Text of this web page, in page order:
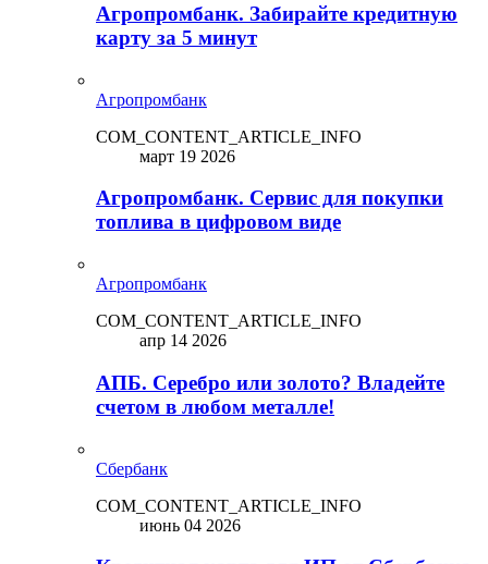
Агропромбанк. Забирайте кредитную
карту за 5 минут
Агропромбанк
COM_CONTENT_ARTICLE_INFO
март 19 2026
Агропромбанк. Сервис для покупки
топлива в цифровом виде
Агропромбанк
COM_CONTENT_ARTICLE_INFO
апр 14 2026
АПБ. Серебро или золото? Владейте
счетом в любом металле!
Сбербанк
COM_CONTENT_ARTICLE_INFO
июнь 04 2026